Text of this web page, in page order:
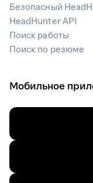
Безопасный
HeadHunter API
Поиск работы
Поиск по резюме
Мобильное